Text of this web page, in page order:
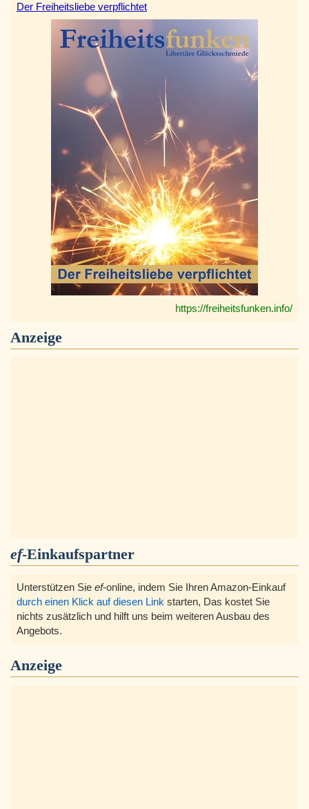
Der Freiheitsliebe verpflichtet
https://freiheitsfunken.info/
Anzeige
ef-Einkaufspartner
Unterstützen Sie ef-online, indem Sie Ihren Amazon-Einkauf
durch einen Klick auf diesen Link starten, Das kostet Sie
nichts zusätzlich und hilft uns beim weiteren Ausbau des
Angebots.
Anzeige